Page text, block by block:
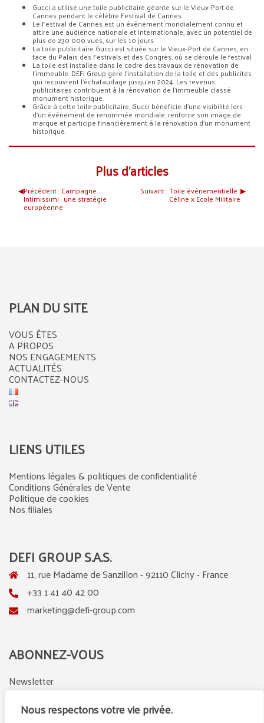
Nous respectons votre vie privée.
Gucci a utilisé une toile publicitaire géante sur le Vieux-Port de
Cannes pendant le célèbre Festival de Cannes.
Le Festival de Cannes est un événement mondialement connu et
attire une audience nationale et internationale, avec un potentiel de
plus de 230 000 vues, sur les 10 jours.
La toile publicitaire Gucci est située sur le Vieux-Port de Cannes, en
face du Palais des Festivals et des Congrès, où se déroule le festival.
La toile est installée dans le cadre des travaux de rénovation de
l’immeuble. DEFI Group gère l’installation de la toile et des publicités
qui recouvrent l’échafaudage jusqu’en 2024. Les revenus
publicitaires contribuent à la rénovation de l’immeuble classé
monument historique.
Grâce à cette toile publicitaire, Gucci bénéficie d’une visibilité lors
d’un événement de renommée mondiale, renforce son image de
marque et participe financièrement à la rénovation d’un monument
historique.
Plus d’articles
◀︎Précédent :Campagne
Intimissimi : une stratégie
européenne
Suivant :Toile événementielle :
Céline x Ecole Militaire
▶︎
PLAN DU SITE
VOUS ÊTES
A PROPOS
NOS ENGAGEMENTS
ACTUALITÉS
CONTACTEZ-NOUS
LIENS UTILES
Mentions légales & politiques de confidentialité
Conditions Générales de Vente
Politique de cookies
Nos filiales
DEFI GROUP S.A.S.
11, rue Madame de Sanzillon - 92110 Clichy - France
+33 1 41 40 42 00
marketing@defi-group.com
ABONNEZ-VOUS
Newsletter